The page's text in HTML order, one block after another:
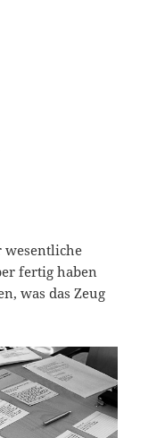
wesentliche
fertig haben
was das Zeug